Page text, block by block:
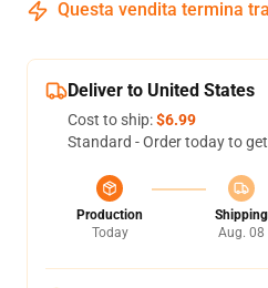
Questa vendita termina tra
Deliver to United States
Cost to ship:$6.99
Standard - Order today to
Production
Today
Shipping
Aug. 08